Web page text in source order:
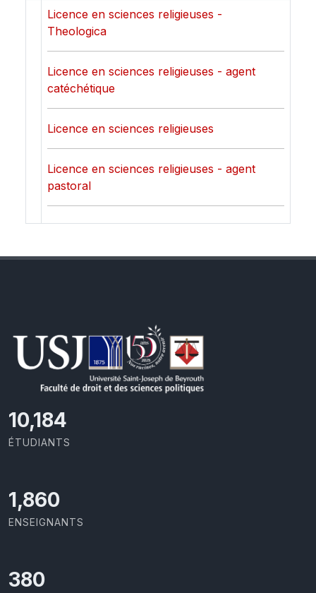
Licence en sciences religieuses -
Theologica
Licence en sciences religieuses - agent
catéchétique
Licence en sciences religieuses
Licence en sciences religieuses - agent
pastoral
11,418
ÉTUDIANTS
2,086
ENSEIGNANTS
426